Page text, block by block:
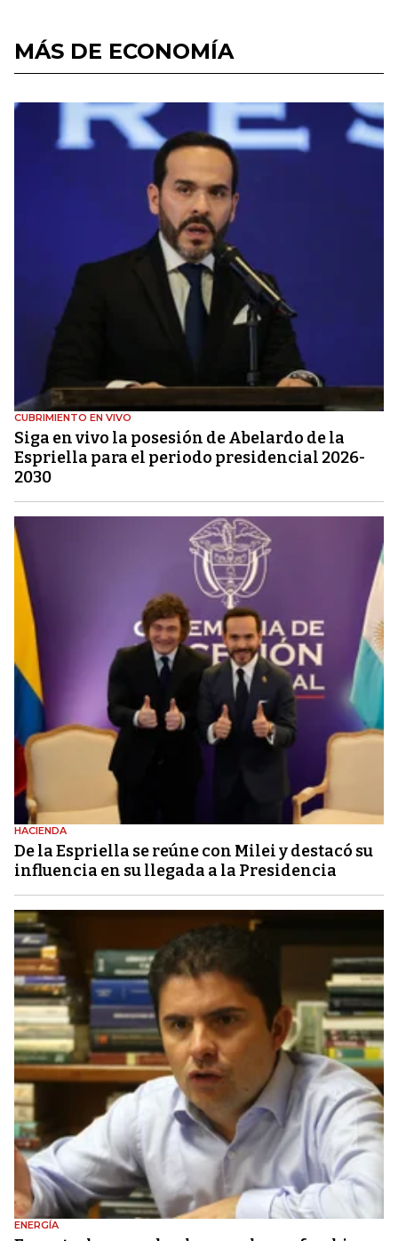
MÁS DE ECONOMÍA
CUBRIMIENTO EN VIVO
Siga en vivo la posesión de Abelardo de la
Espriella para el periodo presidencial 2026-
2030
HACIENDA
De la Espriella se reúne con Milei y destacó su
influencia en su llegada a la Presidencia
ENERGÍA